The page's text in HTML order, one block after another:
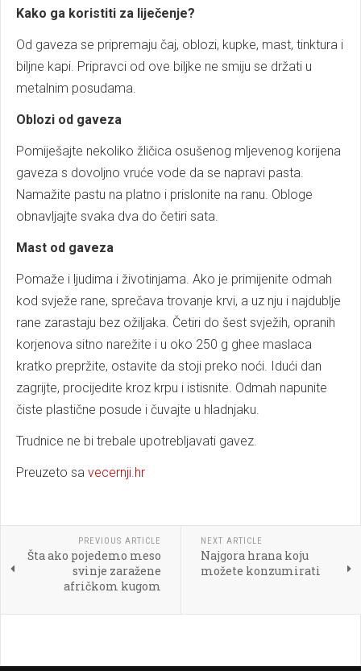
Kako ga koristiti za liječenje?
Od gaveza se pripremaju čaj, oblozi, kupke, mast, tinktura i
biljne kapi. Pripravci od ove biljke ne smiju se držati u
metalnim posudama.
Oblozi od gaveza
Pomiješajte nekoliko žličica osušenog mljevenog korijena
gaveza s dovoljno vruće vode da se napravi pasta.
Namažite pastu na platno i prislonite na ranu. Obloge
obnavljajte svaka dva do četiri sata.
Mast od gaveza
Pomaže i ljudima i životinjama. Ako je primijenite odmah
kod svježe rane, sprečava trovanje krvi, a uz nju i najdublje
rane zarastaju bez ožiljaka. Četiri do šest svježih, opranih
korjenova sitno narežite i u oko 250 g ghee maslaca
kratko prepržite, ostavite da stoji preko noći. Idući dan
zagrijte, procijedite kroz krpu i istisnite. Odmah napunite
čiste plastične posude i čuvajte u hladnjaku.
Trudnice ne bi trebale upotrebljavati gavez.
Preuzeto sa vecernji.hr
PREVIOUS ARTICLE
Šta ako pojedemo meso
svinje zaražene
afričkom kugom
NEXT ARTICLE
Najgora hrana koju
možete konzumirati